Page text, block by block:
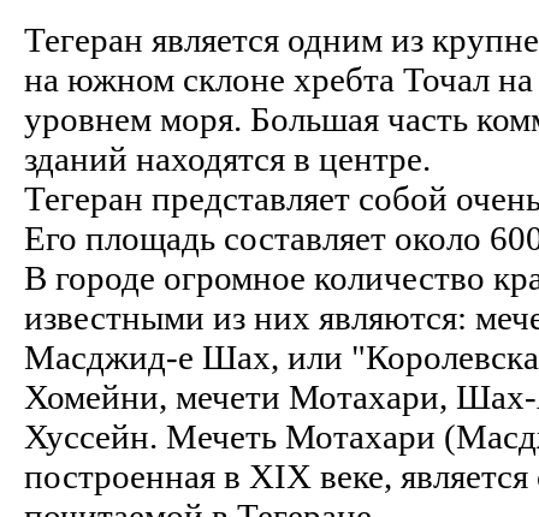
Тегеран является одним из
на южном склоне хребта Точал
уровнем моря. Большая часть
зданий находятся в центре.
Тегеран представляет собой
Его площадь составляет около
В городе огромное количество
известными из них являются:
Масджид-e Шах, или
Хомейни, мечети Мотахари,
Хуссейн. Мечеть Мотахари
построенная в XIX веке,